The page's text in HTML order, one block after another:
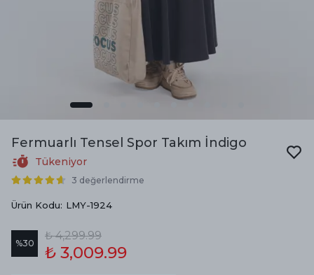
Fermuarlı Tensel Spor Takım İndigo
Tükeniyor
3 değerlendirme
Ürün Kodu: LMY-1924
%30
₺ 4,299.99
₺ 3,009.99